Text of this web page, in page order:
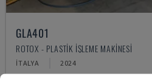
GLA401
ROTOX - PLASTIK IŞLEME MAKINESI
İTALYA 2024